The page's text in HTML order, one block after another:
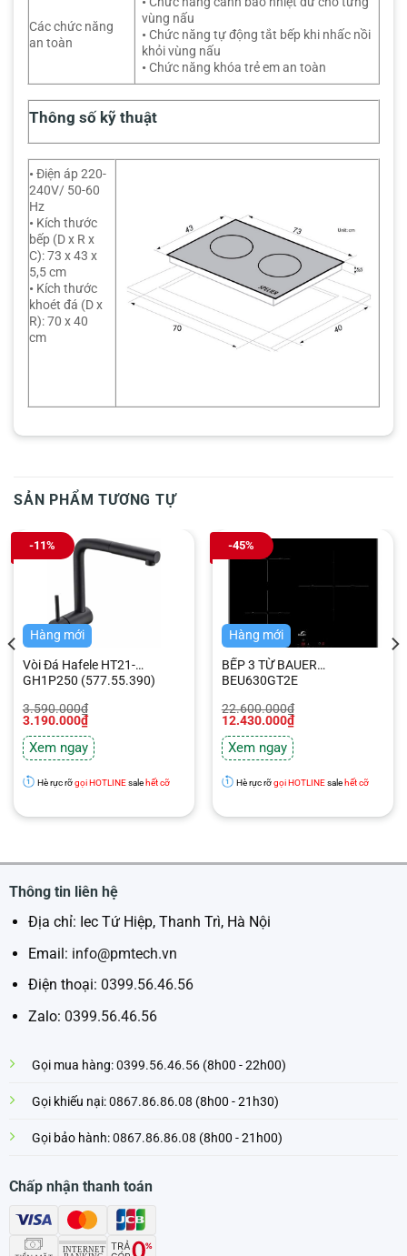
Các chức năng
an toàn
vùng nấu
• Chức năng tự động tắt bếp khi nhấc nồi
khỏi vùng nấu
• Chức năng khóa trẻ em an toàn
Thông số kỹ thuật
• Điện áp 220-
240V/ 50-60
Hz
• Kích thước
bếp (D x R x
C): 73 x 43 x
5,5 cm
• Kích thước
khoét đá (D x
R): 70 x 40
cm
SẢN PHẨM TƯƠNG TỰ
-11%
Hàng mới
Vòi Đá Hafele HT21-
GH1P250 (577.55.390)
3.590.000₫
Giá
gốc
3.590.000₫.
3.190.000₫
Giá
hiện
là:
3.190.000₫.
Xem ngay
Hè rực rỡgọi HOTLINEsale hết cỡ
-45%
Hàng mới
BẾP 3 TỪ BAUER
BEU630GT2E
22.600.000₫
Giá
gốc
22.600.000₫.
12.430.000₫
Giá
hiện
là:
12.430.000₫.
Xem ngay
Hè rực rỡgọi HOTLINEsale hết cỡ
Thông tin liên hệ
Địa chỉ: Iec Tứ Hiệp, Thanh Trì, Hà Nội
Email: info@pmtech.vn
Điện thoại: 0399.56.46.56
Zalo: 0399.56.46.56
Gọi mua hàng:0399.56.46.56(8h00 - 22h00)
Gọi khiếu nại:0867.86.86.08 (8h00 - 21h30)
Gọi bảo hành:0867.86.86.08 (8h00 - 21h00)
Chấp nhận thanh toán